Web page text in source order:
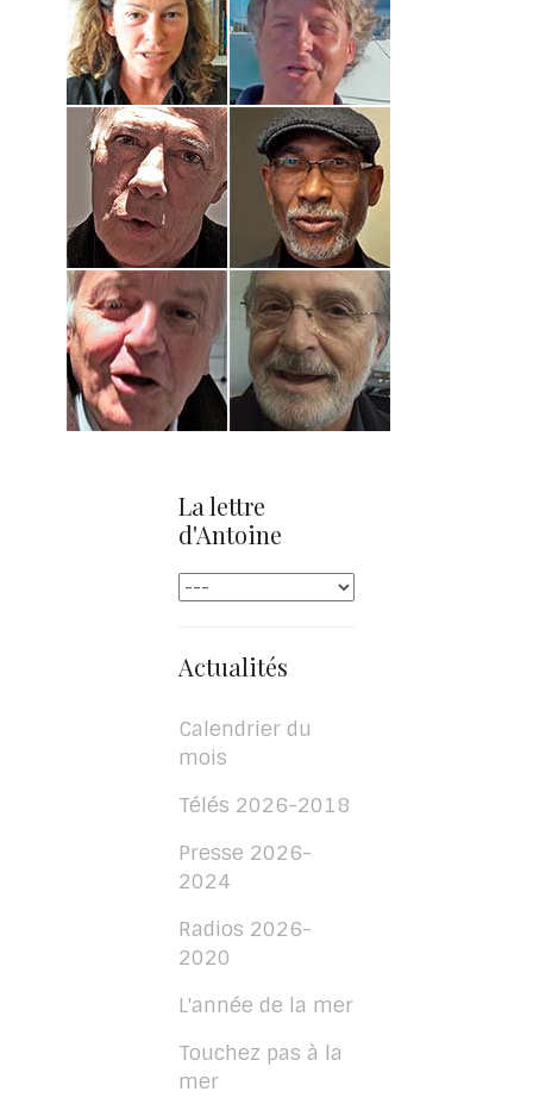
La lettre
d'Antoine
Actualités
Calendrier du
mois
Télés 2026-2018
Presse 2026-
2024
Radios 2026-
2020
L'année de la mer
Touchez pas à la
mer